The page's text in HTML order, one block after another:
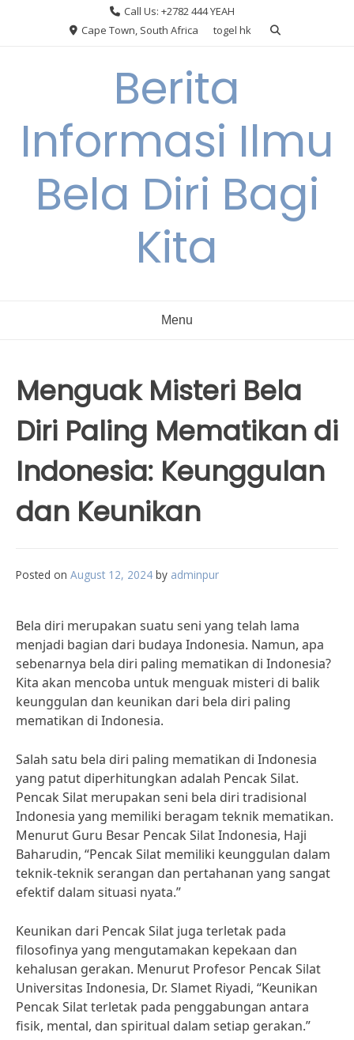
Call Us: +2782 444 YEAH
Cape Town, South Africa
togel hk
Berita
Informasi Ilmu
Bela Diri Bagi
Kita
Menu
Menguak Misteri Bela
Diri Paling Mematikan di
Indonesia: Keunggulan
dan Keunikan
Posted on August 12, 2024 by adminpur
Bela diri merupakan suatu seni yang telah lama
menjadi bagian dari budaya Indonesia. Namun, apa
sebenarnya bela diri paling mematikan di Indonesia?
Kita akan mencoba untuk menguak misteri di balik
keunggulan dan keunikan dari bela diri paling
mematikan di Indonesia.
Salah satu bela diri paling mematikan di Indonesia
yang patut diperhitungkan adalah Pencak Silat.
Pencak Silat merupakan seni bela diri tradisional
Indonesia yang memiliki beragam teknik mematikan.
Menurut Guru Besar Pencak Silat Indonesia, Haji
Baharudin, “Pencak Silat memiliki keunggulan dalam
teknik-teknik serangan dan pertahanan yang sangat
efektif dalam situasi nyata.”
Keunikan dari Pencak Silat juga terletak pada
filosofinya yang mengutamakan kepekaan dan
kehalusan gerakan. Menurut Profesor Pencak Silat
Universitas Indonesia, Dr. Slamet Riyadi, “Keunikan
Pencak Silat terletak pada penggabungan antara
fisik, mental, dan spiritual dalam setiap gerakan.”